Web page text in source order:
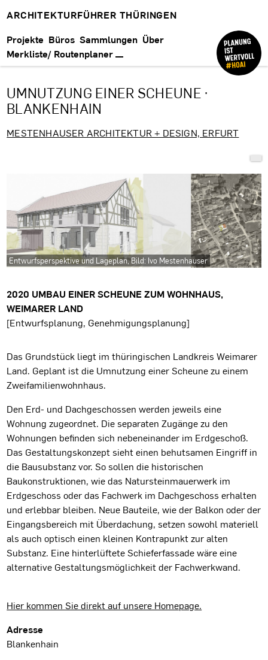
ARCHITEKTURFÜHRER THÜRINGEN
Projekte Büros Sammlungen Über
Merkliste/ Routenplaner
UMNUTZUNG EINER SCHEUNE ·
BLANKENHAIN
MESTENHAUSER ARCHITEKTUR + DESIGN, ERFURT
Entwurfsperspektive und Lageplan, Bild: Ivo Mestenhauser
2020 UMBAU EINER SCHEUNE ZUM WOHNHAUS,
WEIMARER LAND
[Entwurfsplanung, Genehmigungsplanung]
Das Grundstück liegt im thüringischen Landkreis Weimarer
Land. Geplant ist die Umnutzung einer Scheune zu einem
Zweifamilienwohnhaus.
Den Erd- und Dachgeschossen werden jeweils eine
Wohnung zugeordnet. Die separaten Zugänge zu den
Wohnungen befinden sich nebeneinander im Erdgeschoß.
Das Gestaltungskonzept sieht einen behutsamen Eingriff in
die Bausubstanz vor. So sollen die historischen
Baukonstruktionen, wie das Natursteinmauerwerk im
Erdgeschoss oder das Fachwerk im Dachgeschoss erhalten
und erlebbar bleiben. Neue Bauteile, wie der Balkon oder der
Eingangsbereich mit Überdachung, setzen sowohl materiell
als auch optisch einen kleinen Kontrapunkt zur alten
Substanz. Eine hinterlüftete Schieferfassade wäre eine
alternative Gestaltungsmöglichkeit der Fachwerkwand.
Hier kommen Sie direkt auf unsere Homepage.
Projektdaten
Adresse
Blankenhain